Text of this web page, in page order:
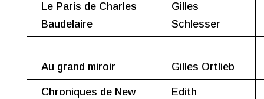
Le Paris de Charles
Baudelaire
Gilles
Schlesser
Au grand miroir Gilles Ortlieb
Chroniques de New
Edith